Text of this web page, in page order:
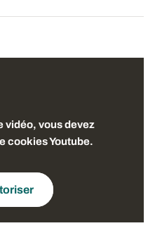
vidéo, vous devez
cookies Youtube.